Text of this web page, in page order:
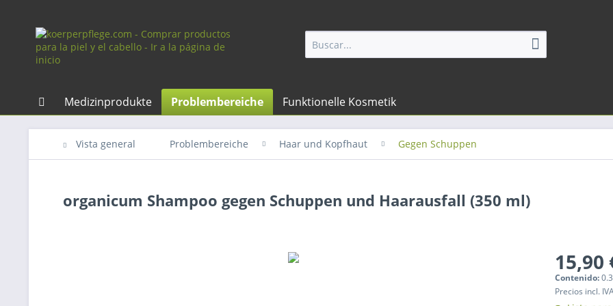
Medizinprodukte Problembereiche Funktionelle Kosmetik
Vista general Problembereiche Haar und Kopfhaut Gegen Schuppen
organicum Shampoo gegen Schuppen und Haarausfall (350 ml)
15,90
Contenido:
Precios incl.